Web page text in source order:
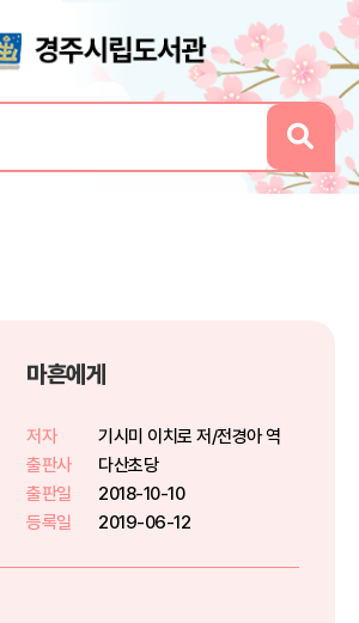
마흔에게
저자
기시미 이치로 저/전경아 역
출판사
다산초당
출판일
2018-10-10
등록일
2019-06-12